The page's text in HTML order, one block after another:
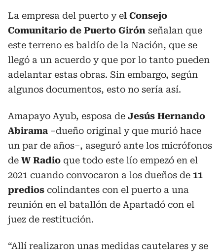
La empresa del puerto y el Consejo
Comunitario de Puerto Girón señalan que
este terreno es baldío de la Nación, que se
llegó a un acuerdo y que por lo tanto pueden
adelantar estas obras. Sin embargo, según
algunos documentos, esto no sería así.
Amapayo Ayub, esposa de Jesús Hernando
Abirama –dueño original y que murió hace
un par de años–, aseguró ante los micrófonos
de W Radio que todo este lío empezó en el
2021 cuando convocaron a los dueños de 11
predios colindantes con el puerto a una
reunión en el batallón de Apartadó con el
juez de restitución.
“Allí realizaron unas medidas cautelares y se